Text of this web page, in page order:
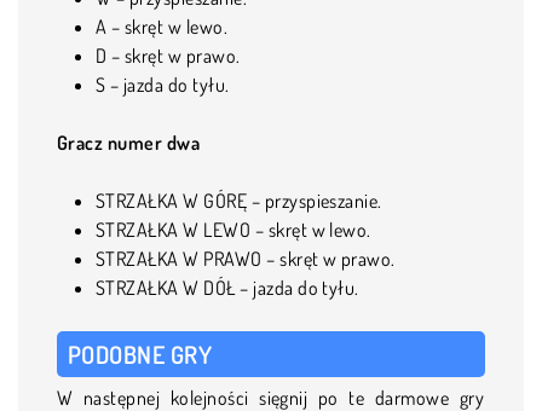
A – skręt w lewo.
D – skręt w prawo.
S – jazda do tyłu.
Gracz numer dwa
STRZAŁKA W GÓRĘ – przyspieszanie.
STRZAŁKA W LEWO – skręt w lewo.
STRZAŁKA W PRAWO – skręt w prawo.
STRZAŁKA W DÓŁ – jazda do tyłu.
PODOBNE GRY
W następnej kolejności sięgnij po te darmowe gry